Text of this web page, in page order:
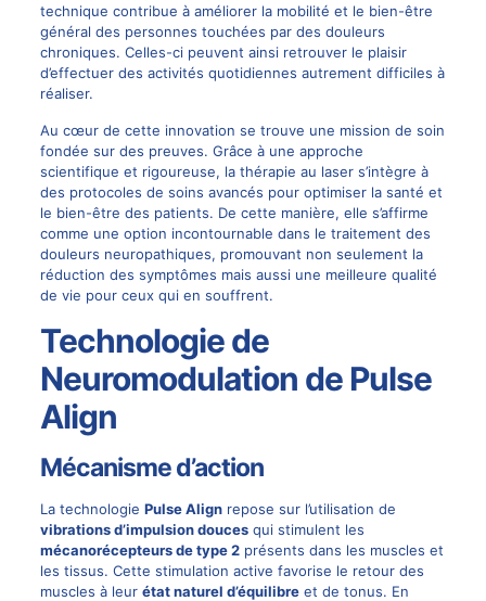
technique contribue à améliorer la mobilité et le bien-être
général des personnes touchées par des douleurs
chroniques. Celles-ci peuvent ainsi retrouver le plaisir
d’effectuer des activités quotidiennes autrement difficiles à
réaliser.
Au cœur de cette innovation se trouve une mission de soin
fondée sur des preuves. Grâce à une approche
scientifique et rigoureuse, la thérapie au laser s’intègre à
des protocoles de soins avancés pour optimiser la santé et
le bien-être des patients. De cette manière, elle s’affirme
comme une option incontournable dans le traitement des
douleurs neuropathiques, promouvant non seulement la
réduction des symptômes mais aussi une meilleure qualité
de vie pour ceux qui en souffrent.
Technologie de
Neuromodulation de Pulse
Align
Mécanisme d’action
La technologie Pulse Alignrepose sur l’utilisation de
vibrations d’impulsion doucesqui stimulent les
mécanorécepteurs de type 2présents dans les muscles et
les tissus. Cette stimulation active favorise le retour des
muscles à leur état naturel d’équilibreet de tonus. En